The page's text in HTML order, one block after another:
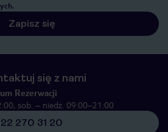
Zapisz się
się z nami
Rezerwacji
sob. – niedz. 09:00–21:00
22 270 31 20